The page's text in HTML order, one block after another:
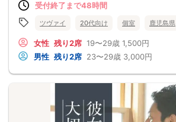
受付終了まで48時間
ツヴァイ 20代向け 個室 鹿児島県
女性 残り2席 19〜29歳 1,500円
男性 残り2席 23〜29歳 3,000円